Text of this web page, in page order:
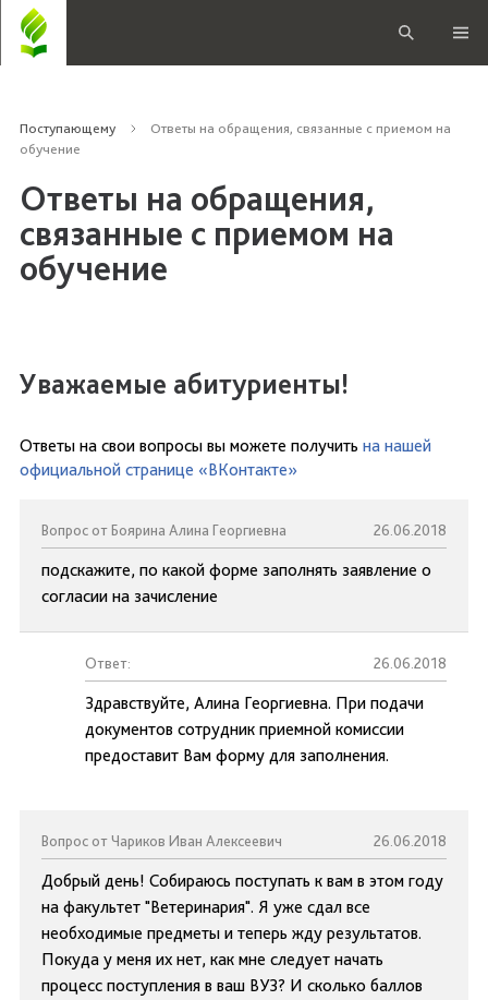
Поступающему
Ответы на обращения, связанные с приемом на
обучение
Ответы на обращения,
связанные с приемом на
обучение
Уважаемые абитуриенты!
Ответы на свои вопросы вы можете получить на нашей
официальной странице «ВКонтакте»
Вопрос от Боярина Алина Георгиевна 26.06.2018
подскажите, по какой форме заполнять заявление о
согласии на зачисление
Ответ: 26.06.2018
Здравствуйте, Алина Георгиевна. При подачи
документов сотрудник приемной комиссии
предоставит Вам форму для заполнения.
Вопрос от Чариков Иван Алексеевич 26.06.2018
Добрый день! Собираюсь поступать к вам в этом году
на факультет "Ветеринария". Я уже сдал все
необходимые предметы и теперь жду результатов.
Покуда у меня их нет, как мне следует начать
процесс поступления в ваш ВУЗ? И сколько баллов